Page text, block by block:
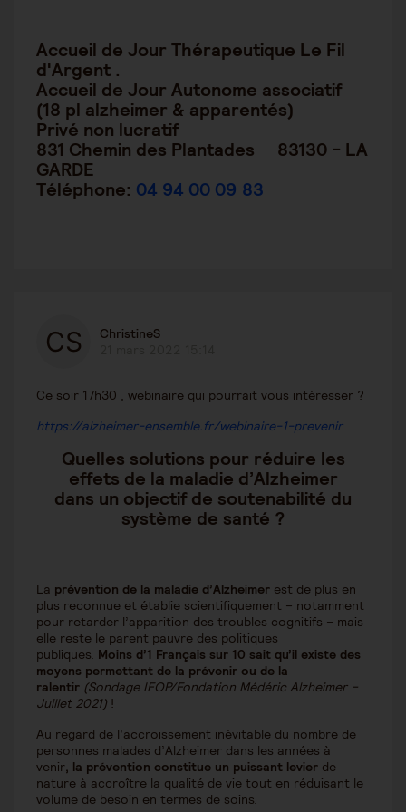
Accueil de Jour Thérapeutique Le Fil
d'Argent .
Accueil de Jour Autonome associatif
(18 pl alzheimer & apparentés)
Privé non lucratif
831 Chemin des Plantades 83130 - LA
GARDE
Téléphone: 04 94 00 09 83
ChristineS
Ce soir 17h30 , webinaire qui pourrait vous intéresser ?
https://alzheimer-ensemble.fr/webinaire-1-prevenir
Quelles solutions pour réduire les
effets de la maladie d’Alzheimer
dans un objectif de soutenabilité du
système de santé ?
La prévention de la maladie d’Alzheimer est de plus en
plus reconnue et établie scientifiquement – notamment
pour retarder l’apparition des troubles cognitifs – mais
elle reste le parent pauvre des politiques
publiques. Moins d’1 Français sur 10 sait qu’il existe des
moyens permettant de la prévenir ou de la
ralentir (Sondage IFOP/Fondation Médéric Alzheimer –
Juillet 2021) !
Au regard de l’accroissement inévitable du nombre de
personnes malades d’Alzheimer dans les années à
venir, la prévention constitue un puissant levier de
nature à accroître la qualité de vie tout en réduisant le
volume de besoin en termes de soins.